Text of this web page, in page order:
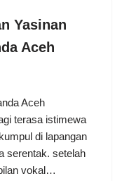
Yasinan
Aceh
Aceh
terasa istimewa
di lapangan
serentak. setelah
vokal…